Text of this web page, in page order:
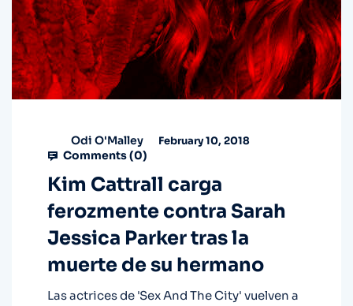
Odi O'Malley February 10, 2018
Comments (0)
Kim Cattrall carga
ferozmente contra Sarah
Jessica Parker tras la
muerte de su hermano
Las actrices de 'Sex And The City' vuelven a